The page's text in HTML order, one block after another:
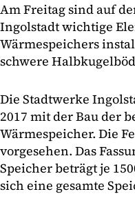
Am Freitag sind auf
Ingolstadt wichtige
Wärmespeichers
schwere
Die Stadtwerke
2017 mit der Bau der
Wärmespeicher. Die
vorgesehen. Das
Speicher beträgt je
sich eine gesamte